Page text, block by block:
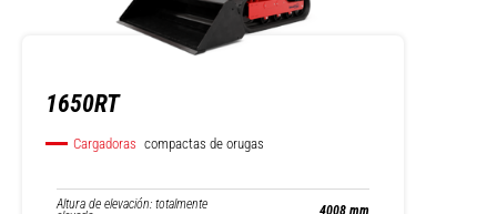
1650RT
Cargadoras compactas de orugas
Altura de elevación: totalmente 4008 mm